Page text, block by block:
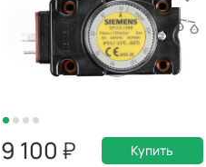
9 100 Купить